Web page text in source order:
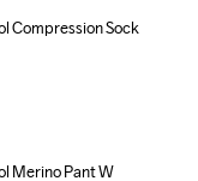
Compression Sock
Merino Pant W